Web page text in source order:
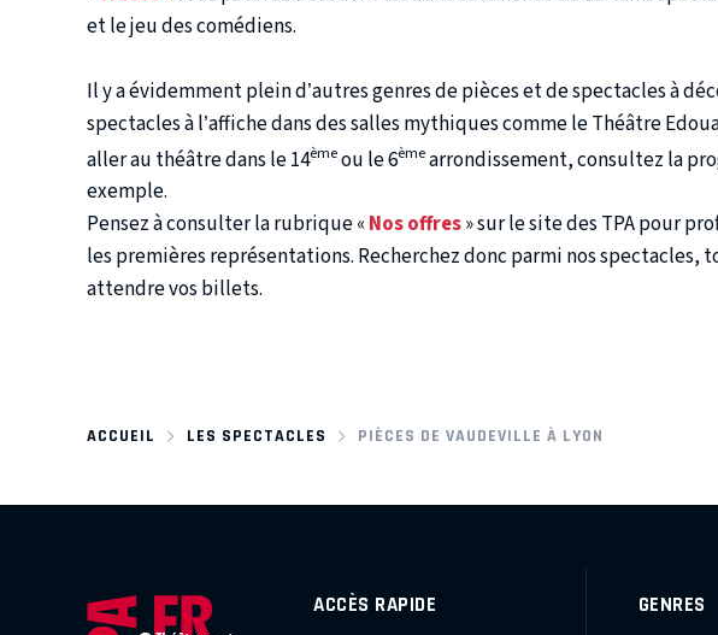
et le jeu des comédiens.
Il y a évidemment plein d’autres genres de pièces et de spectacles à
spectacles à l’affiche dans des salles mythiques comme le Théâtre
aller au théâtre dans le 14èmeou le 6èmearrondissement, consultez la
exemple.
Pensez à consulter la rubrique «Nos offres» sur le site des TPA pour
les premières représentations. Recherchez donc parmi nos spectacles,
attendre vos billets.
ACCUEIL LES SPECTACLES PIÈCES DE VAUDEVILLE À LYON
ACCÈS RAPIDE GENRES